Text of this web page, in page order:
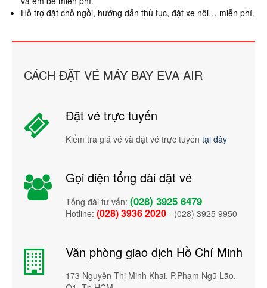
Hỗ trợ đặt chỗ ngồi, hướng dẫn thủ tục, đặt xe nôi… miễn phí.
CÁCH ĐẶT VÉ MÁY BAY EVA AIR
Đặt vé trực tuyến
Kiểm tra giá vé và đặt vé trực tuyến tại đây
Gọi điện tổng đài đặt vé
Tổng đài tư vấn: (028) 3925 6479
Hotline: (028) 3936 2020 - (028) 3925 9950
Văn phòng giao dịch Hồ Chí Minh
173 Nguyễn Thị Minh Khai, P.Phạm Ngũ Lão,